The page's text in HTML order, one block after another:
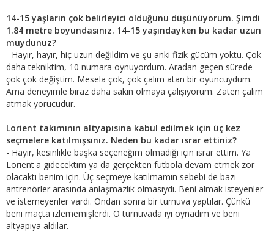
14-15 yaşların çok belirleyici olduğunu düşünüyorum. Şimdi
1.84 metre boyundasınız. 14-15 yaşındayken bu kadar uzun
muydunuz?
- Hayır, hayır, hiç uzun değildim ve şu anki fizik gücüm yoktu. Çok
daha tekniktim, 10 numara oynuyordum. Aradan geçen sürede
çok çok değiştim. Mesela çok, çok çalım atan bir oyuncuydum.
Ama deneyimle biraz daha sakin olmaya çalışıyorum. Zaten çalım
atmak yorucudur.
Lorient takımının altyapısına kabul edilmek için üç kez
seçmelere katılmışsınız. Neden bu kadar ısrar ettiniz?
- Hayır, kesinlikle başka seçeneğim olmadığı için ısrar ettim. Ya
Lorient'a gidecektim ya da gerçekten futbola devam etmek zor
olacaktı benim için. Üç seçmeye katılmamın sebebi de bazı
antrenörler arasında anlaşmazlık olmasıydı. Beni almak isteyenler
ve istemeyenler vardı. Ondan sonra bir turnuva yaptılar. Çünkü
beni maçta izlememişlerdi. O turnuvada iyi oynadım ve beni
altyapıya aldılar.